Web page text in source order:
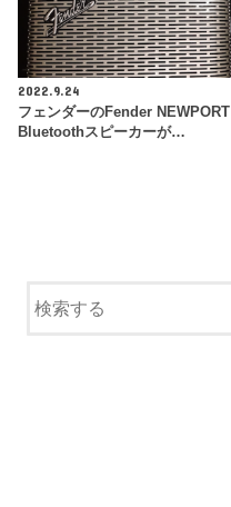
2022.9.24
フェンダーのFender NEWPORT
Bluetoothスピーカーが…